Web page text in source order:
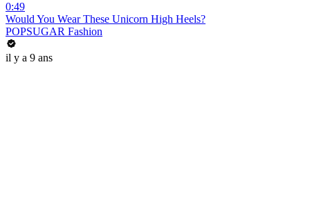
0:49
Would You Wear These Unicorn High Heels?
POPSUGAR Fashion
il y a 9 ans